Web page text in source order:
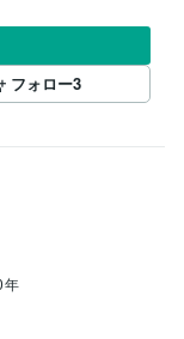
フォロー3
年